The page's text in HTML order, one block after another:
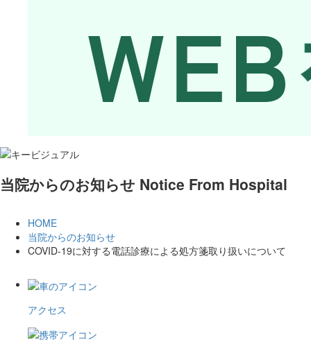
当院からのお知らせ Notice From Hospital
HOME
当院からのお知らせ
COVID-19に対する電話診療による処方箋取り扱いについて
アクセス